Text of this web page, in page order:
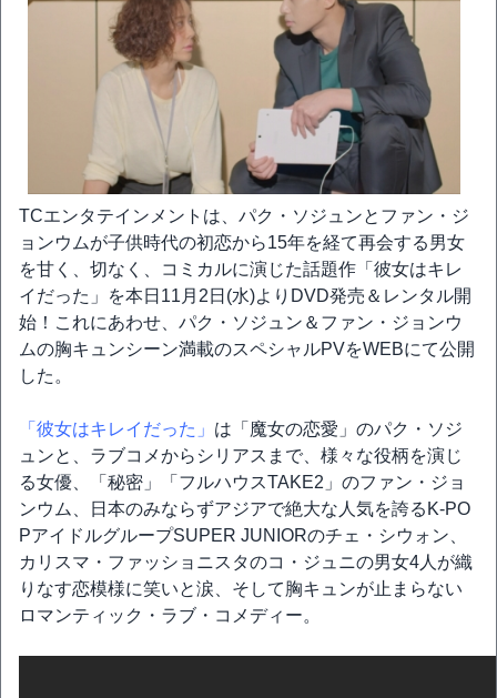
TCエンタテインメントは、パク・ソジュンとファン・ジ
ョンウムが子供時代の初恋から15年を経て再会する男女
を甘く、切なく、コミカルに演じた話題作「彼女はキレ
イだった」を本日11月2日(水)よりDVD発売＆レンタル開
始！これにあわせ、パク・ソジュン＆ファン・ジョンウ
ムの胸キュンシーン満載のスペシャルPVをWEBにて公開
した。
「彼女はキレイだった」 は「魔女の恋愛」のパク・ソジ
ュンと、ラブコメからシリアスまで、様々な役柄を演じ
る女優、「秘密」「フルハウスTAKE2」のファン・ジョ
ンウム、日本のみならずアジアで絶大な人気を誇るK-PO
PアイドルグループSUPER JUNIORのチェ・シウォン、
カリスマ・ファッショニスタのコ・ジュニの男女4人が織
りなす恋模様に笑いと涙、そして胸キュンが止まらない
ロマンティック・ラブ・コメディー。